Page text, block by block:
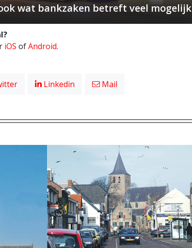
wat bankzaken betreft veel mogelijk
iOS ofAndroid.
Linkedin Mail